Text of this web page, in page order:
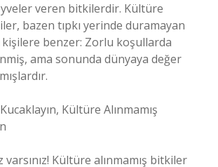
veren bitkilerdir. Kültüre
bazen tıpkı yerinde duramayan
kişilere benzer: Zorlu koşullarda
ama sonunda dünyaya değer
Kültüre Alınmamış
varsınız! Kültüre alınmamış bitkiler